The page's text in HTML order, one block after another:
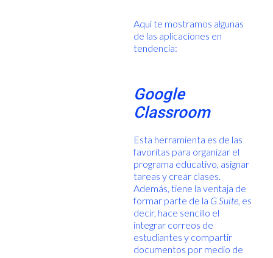
Aquí te mostramos algunas
de las aplicaciones en
tendencia:
Google
Classroom
Esta herramienta es de las
favoritas para organizar el
programa educativo, asignar
tareas y crear clases.
Además, tiene la ventaja de
formar parte de la G Suite, es
decir, hace sencillo el
integrar correos de
estudiantes y compartir
documentos por medio de